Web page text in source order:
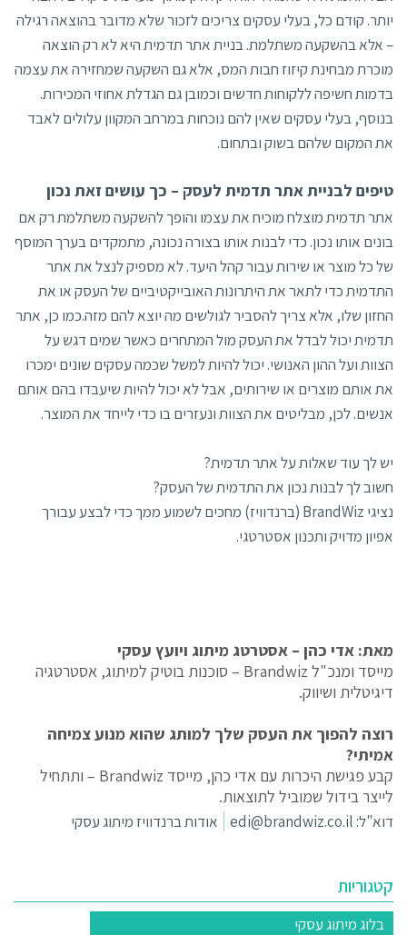
קטגוריות
בלוג מיתוג עסקי
יותר. קודם כל, בעלי עסקים צריכים לזכור שלא מדובר בהוצאה רגילה
– אלא בהשקעה משתלמת. בניית אתר תדמית היא לא רק הוצאה
מוכרת מבחינת קיזוז חבות המס, אלא גם השקעה שמחזירה את עצמה
בדמות חשיפה ללקוחות חדשים וכמובן גם הגדלת אחוזי המכירות.
בנוסף, בעלי עסקים שאין להם נוכחות במרחב המקוון עלולים לאבד
את המקום שלהם בשוק ובתחום.
טיפים לבניית אתר תדמית לעסק – כך עושים זאת נכון
אתר תדמית מוצלח מוכיח את עצמו והופך להשקעה משתלמת רק אם
בונים אותו נכון. כדי לבנות אותו בצורה נכונה, מתמקדים בערך המוסף
של כל מוצר או שירות עבור קהל היעד. לא מספיק לנצל את אתר
התדמית כדי לתאר את היתרונות האובייקטיביים של העסק או את
החזון שלו, אלא צריך להסביר לגולשים מה יוצא להם מזה.כמו כן, אתר
תדמית יכול לבדל את העסק מול המתחרים כאשר שמים דגש על
הצוות ועל ההון האנושי. יכול להיות למשל שכמה עסקים שונים ימכרו
את אותם מוצרים או שירותים, אבל לא יכול להיות שיעבדו בהם אותם
אנשים. לכן, מבליטים את הצוות ונעזרים בו כדי לייחד את המוצר.
יש לך עוד שאלות על אתר תדמית?
חשוב לך לבנות נכון את התדמית של העסק?
נציגי BrandWiz (ברנדוויז) מחכים לשמוע ממך כדי לבצע עבורך
אפיון מדויק ותכנון אסטרטגי.
מאת: אדי כהן – אסטרטג מיתוג ויועץ עסקי
מייסד ומנכ"ל Brandwiz – סוכנות בוטיק למיתוג, אסטרטגיה
דיגיטלית ושיווק.
רוצה להפוך את העסק שלך למותג שהוא מנוע צמיחה
אמיתי?
קבע פגישת היכרות עם אדי כהן, מייסד Brandwiz – ותתחיל
לייצר בידול שמוביל לתוצאות.
דוא"ל: edi@brandwiz.co.il אודות ברנדוויז מיתוג עסקי